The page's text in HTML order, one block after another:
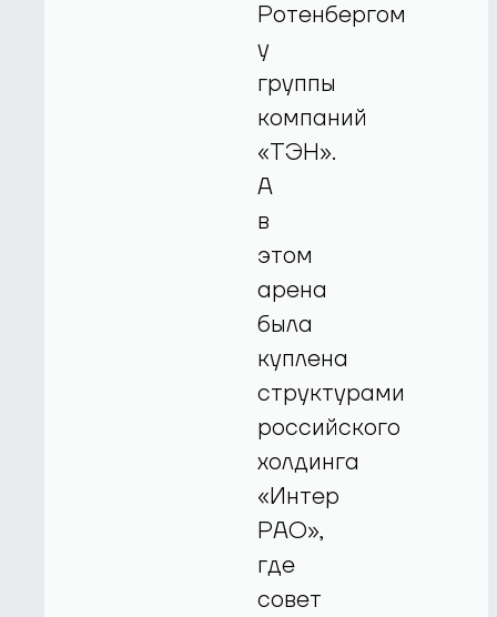
Ротенбергом
у
группы
компаний
«ТЭН».
А
в
этом
арена
была
куплена
структурами
российского
холдинга
«Интер
РАО»,
где
совет